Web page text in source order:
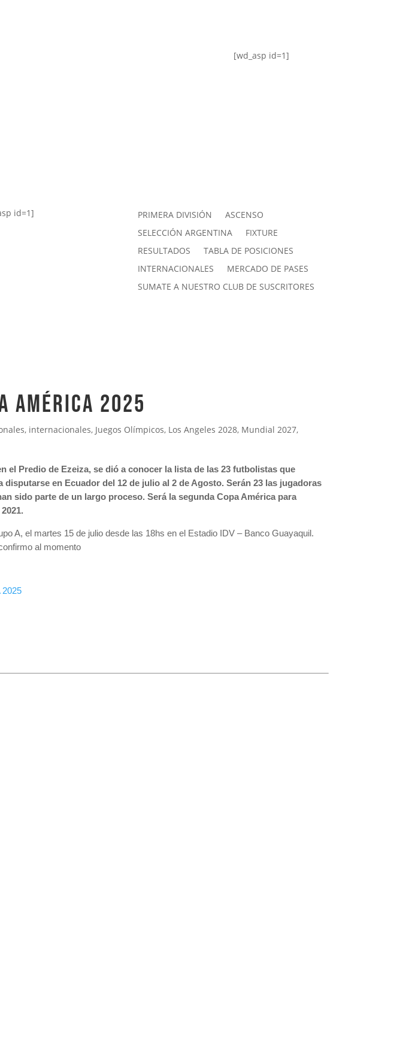
[wd_asp id=1]
id=1] PRIMERA DIVISIÓN
ASCENSO
SELECCIÓN ARGENTINA
FIXTURE
RESULTADOS
TABLA DE POSICIONES
INTERNACIONALES
MERCADO DE PASES
SUMATE A NUESTRO CLUB DE SUSCRITORES
AMÉRICA 2025
, internacionales, Juegos Olímpicos, Los Angeles 2028, Mundial 2027,
el Predio de Ezeiza, se dió a conocer la lista de las 23 futbolistas que
en Ecuador del 12 de julio al 2 de Agosto. Serán 23 las jugadoras
sido parte de un largo proceso. Será la segunda Copa América para
A, el martes 15 de julio desde las 18hs en el Estadio IDV – Banco Guayaquil.
al momento